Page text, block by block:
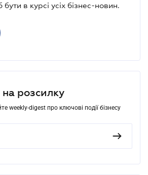
в курсі усіх бізнес-новин.
на розсилку
weekly-digest про ключові події бізнесу